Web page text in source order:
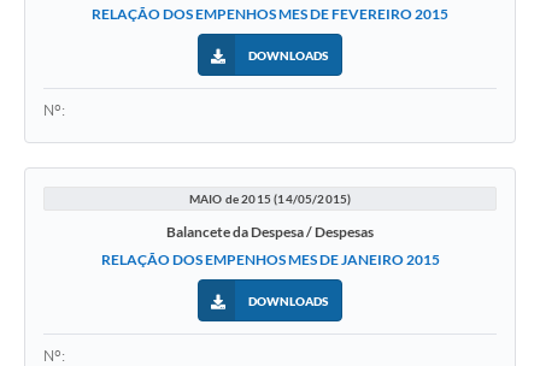
RELAÇÃO DOS EMPENHOS MES DE FEVEREIRO 2015
DOWNLOADS
Nº:
MAIO de 2015 (14/05/2015)
Balancete da Despesa / Despesas
RELAÇÃO DOS EMPENHOS MES DE JANEIRO 2015
DOWNLOADS
Nº: